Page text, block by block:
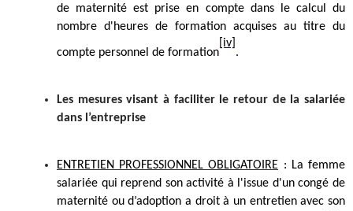
de maternité est prise en compte dans le calcul du
nombre d'heures de formation acquises au titre du
compte personnel de formation
[iv]
.
Les mesures visant à faciliter le retour de la salariée
dans l’entreprise
ENTRETIEN PROFESSIONNEL OBLIGATOIRE : La femme
salariée qui reprend son activité à l'issue d'un congé de
maternité ou d’adoption a droit à un entretien avec son